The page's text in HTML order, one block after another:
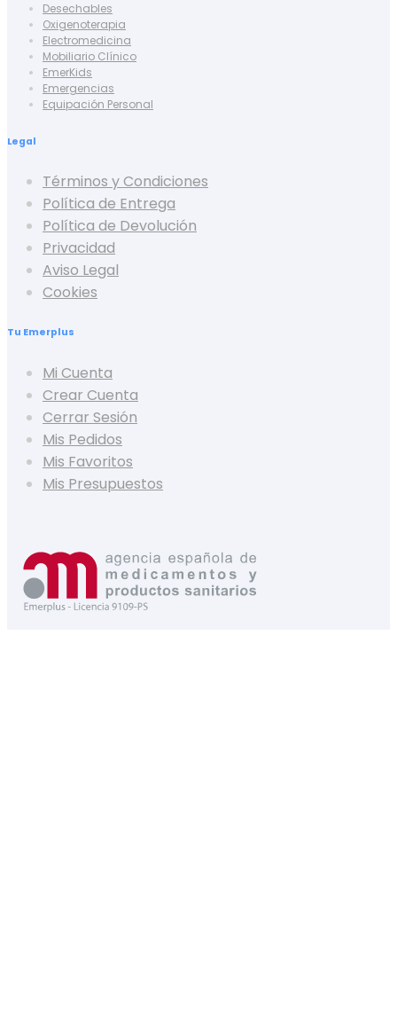
Desechables
Oxigenoterapia
Electromedicina
Mobiliario Clínico
EmerKids
Emergencias
Equipación Personal
Legal
Términos y Condiciones
Política de Entrega
Política de Devolución
Privacidad
Aviso Legal
Cookies
Tu Emerplus
Mi Cuenta
Crear Cuenta
Cerrar Sesión
Mis Pedidos
Mis Favoritos
Mis Presupuestos